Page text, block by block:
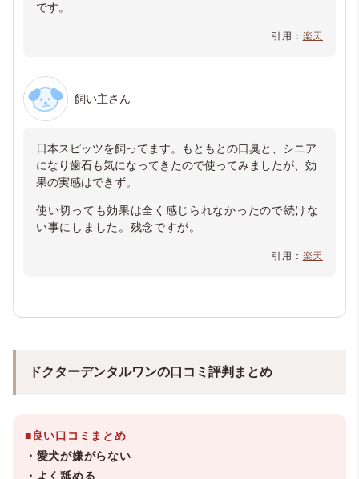
です。
引用： 楽天
飼い主さん
日本スピッツを飼ってます。もともとの口臭と、シニア
になり歯石も気になってきたので使ってみましたが、効
果の実感はできず。
使い切っても効果は全く感じられなかったので続けな
い事にしました。残念ですが。
引用： 楽天
ドクターデンタルワンの口コミ評判まとめ
■良い口コミまとめ
・愛犬が嫌がらない
・よく舐める